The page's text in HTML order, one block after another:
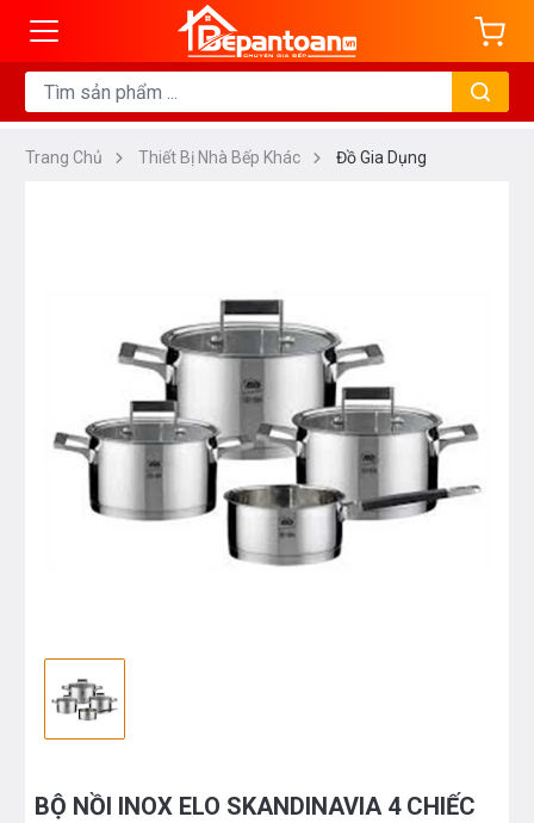
Trang Chủ Thiết Bị Nhà Bếp Khác Đồ Gia Dụng
BỘ NỒI INOX ELO SKANDINAVIA 4 CHIẾC